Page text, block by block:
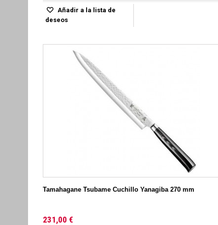
Añadir a la lista de
deseos
Tamahagane Tsubame Cuchillo Yanagiba 270 mm
231,00 €